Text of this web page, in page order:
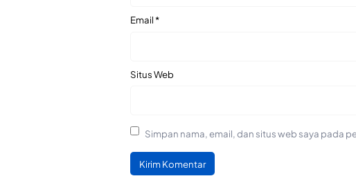
Email*
Situs Web
Simpan nama, email, dan situs web saya pada